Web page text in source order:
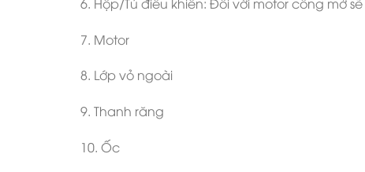
7. Motor
8. Lớp vỏ ngoài
9. Thanh răng
10. Ốc